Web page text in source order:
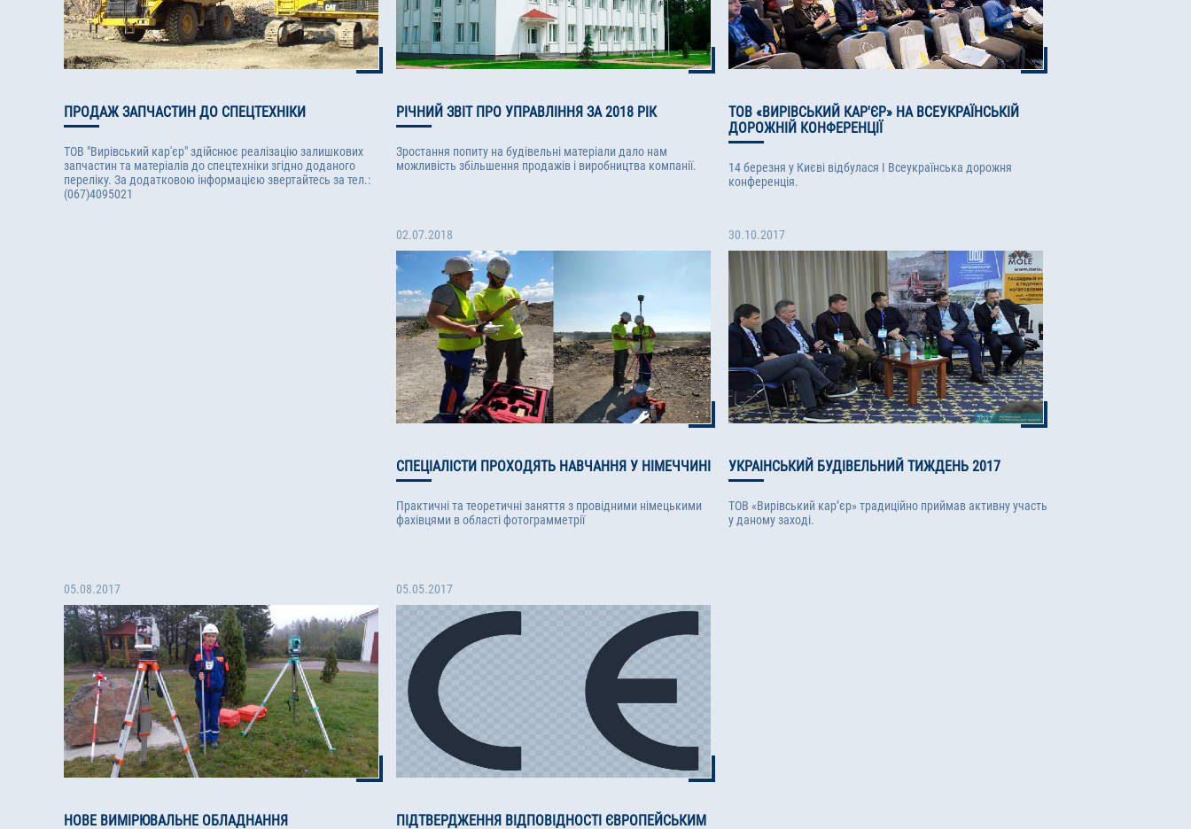
ПРОДАЖ ЗАПЧАСТИН ДО СПЕЦТЕХНІКИ
ТОВ "Вирівський кар'єр" здійснює реалізацію залишкових
запчастин та матеріалів до спецтехніки згідно доданого
переліку. За додатковою інформацією звертайтесь за тел.:
(067)4095021
РІЧНИЙ ЗВІТ ПРО УПРАВЛІННЯ ЗА 2018 РІК
Зростання попиту на будівельні матеріали дало нам
можливість збільшення продажів і виробництва компанії.
ТОВ «ВИРІВСЬКИЙ КАР'ЄР» НА ВСЕУКРАЇНСЬКІЙ
ДОРОЖНІЙ КОНФЕРЕНЦІЇ
14 березня у Києві відбулася І Всеукраїнська дорожня
конференція.
02.07.2018
СПЕЦІАЛІСТИ ПРОХОДЯТЬ НАВЧАННЯ У НІМЕЧЧИНІ
Практичні та теоретичні заняття з провідними німецькими
фахівцями в області фотограмметрії
30.10.2017
УКРАІНСЬКИЙ БУДІВЕЛЬНИЙ ТИЖДЕНЬ 2017
ТОВ «Вирівський кар’єр» традиційно приймав активну участь
у даному заході.
05.08.2017
НОВЕ ВИМІРЮВАЛЬНЕ ОБЛАДНАННЯ
05.05.2017
ПІДТВЕРДЖЕННЯ ВІДПОВІДНОСТІ ЄВРОПЕЙСЬКИМ